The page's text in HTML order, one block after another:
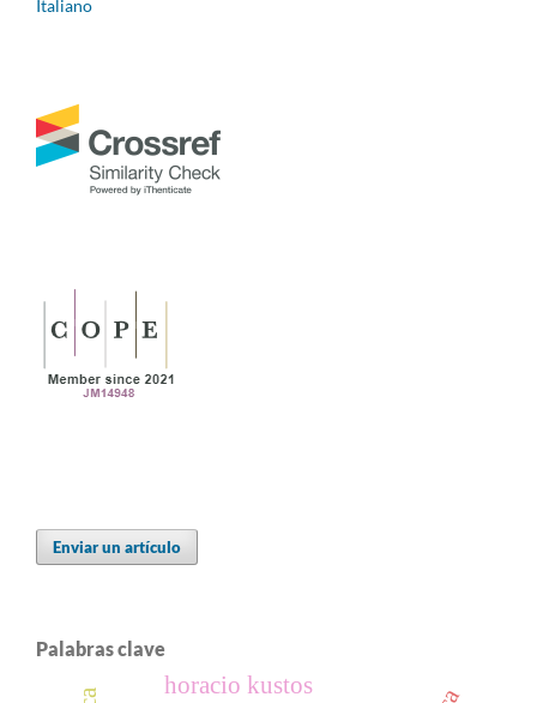
Italiano
Enviar un artículo
Palabras clave
horacio kustos